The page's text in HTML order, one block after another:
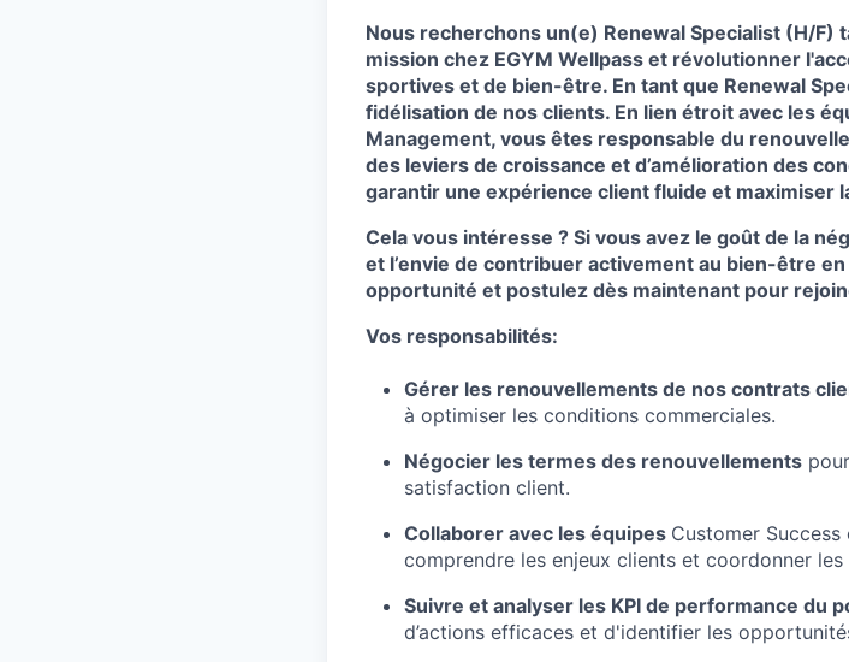
Nous recherchons un(e) Renewal Specialist (H/
mission chez EGYM Wellpass et révolutionner
sportives et de bien-être. En tant que Renewal
fidélisation de nos clients. En lien étroit avec les
Management, vous êtes responsable du
des leviers de croissance et d’amélioration des
garantir une expérience client fluide et maximiser
Cela vous intéresse ? Si vous avez le goût de la
et l’envie de contribuer activement au bien-être
opportunité et postulez dès maintenant pour
Vos responsabilités:
Gérer les renouvellements de nos contrats
à optimiser les conditions commerciales.
Négocier les termes des renouvellements
satisfaction client.
Collaborer avec les équipes Customer
comprendre les enjeux clients et coordonner les
Suivre et analyser les KPI de performance du
d’actions efficaces et d'identifier les